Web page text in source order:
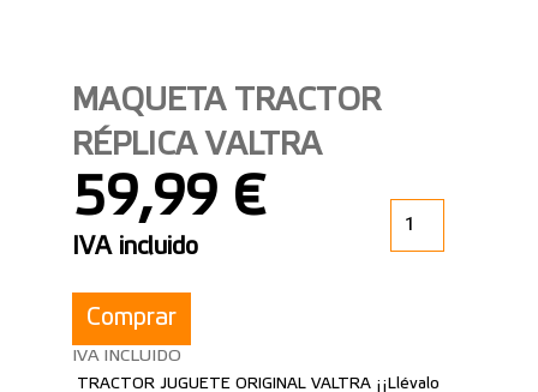
MAQUETA TRACTOR
RÉPLICA VALTRA
59,99 €
IVA incluido
Comprar
IVA INCLUIDO
TRACTOR JUGUETE ORIGINAL VALTRA ¡¡Llévalo